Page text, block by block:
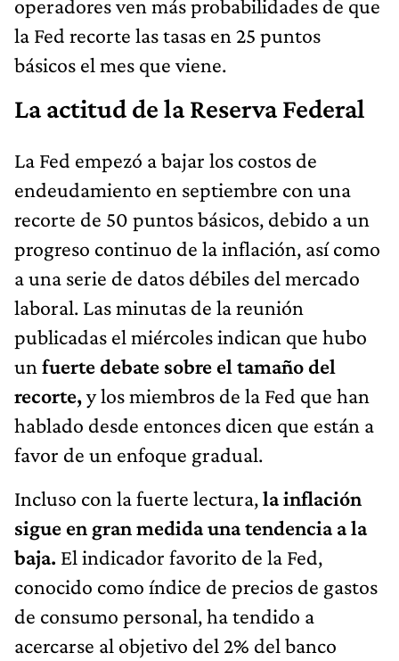
operadores ven más probabilidades de que
la Fed recorte las tasas en 25 puntos
básicos el mes que viene.
La actitud de la Reserva Federal
La Fed empezó a bajar los costos de
endeudamiento en septiembre con una
recorte de 50 puntos básicos, debido a un
progreso continuo de la inflación, así como
a una serie de datos débiles del mercado
laboral. Las minutas de la reunión
publicadas el miércoles indican que hubo
un fuerte debate sobre el tamaño del
recorte,y los miembros de la Fed que han
hablado desde entonces dicen que están a
favor de un enfoque gradual.
Incluso con la fuerte lectura,la inflación
sigue en gran medida una tendencia a la
baja. El indicador favorito de la Fed,
conocido como índice de precios de gastos
de consumo personal, ha tendido a
acercarse al objetivo del 2% del banco